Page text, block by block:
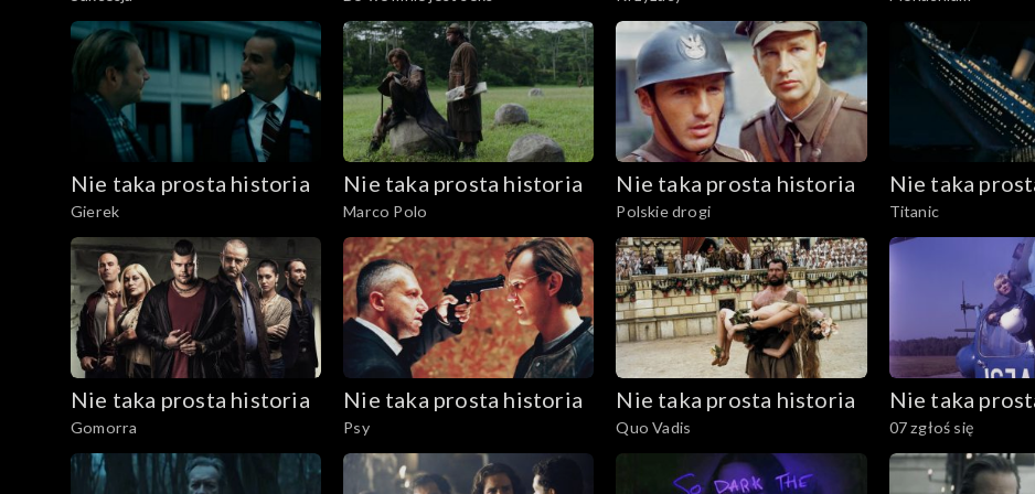
Nie taka prosta historia
Gierek
Nie taka prosta historia
Marco Polo
Nie taka prosta historia
Polskie drogi
Nie taka
Titanic
Nie taka prosta historia
Gomorra
Nie taka prosta historia
Psy
Nie taka prosta historia
Quo Vadis
Nie taka
07 zgłoś się